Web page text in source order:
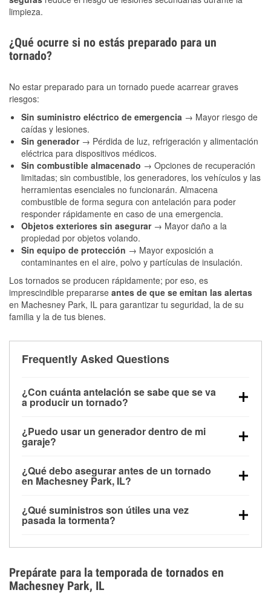
limpieza.
¿Qué ocurre si no estás preparado para un
tornado?
No estar preparado para un tornado puede acarrear graves
riesgos:
Sin suministro eléctrico de emergencia → Mayor riesgo de
caídas y lesiones.
Sin generador → Pérdida de luz, refrigeración y alimentación
eléctrica para dispositivos médicos.
Sin combustible almacenado → Opciones de recuperación
limitadas; sin combustible, los generadores, los vehículos y las
herramientas esenciales no funcionarán. Almacena
combustible de forma segura con antelación para poder
responder rápidamente en caso de una emergencia.
Objetos exteriores sin asegurar → Mayor daño a la
propiedad por objetos volando.
Sin equipo de protección → Mayor exposición a
contaminantes en el aire, polvo y partículas de insulación.
Los tornados se producen rápidamente; por eso, es
imprescindible prepararse antes de que se emitan las alertas
en Machesney Park, IL para garantizar tu seguridad, la de su
familia y la de tus bienes.
Frequently Asked Questions
¿Con cuánta antelación se sabe que se va
a producir un tornado?
sin apenas previo aviso. Las alertas pueden emitirse
minutos antes de que toquen tierra, por lo que es
¿Puedo usar un generador dentro de mi
garaje?
una distancia mínima de 20 pies de puertas y
ventanas, para evitar la acumulación de monóxido
¿Qué debo asegurar antes de un tornado
en Machesney Park, IL?
trampolines y cualquier objeto suelto del jardín
deben asegurarse o guardarse para reducir la
¿Qué suministros son útiles una vez
pasada la tormenta?
ayudan a reducir el riesgo de lesiones durante las
labores de limpiezas.
Prepárate para la temporada de tornados en
Machesney Park, IL